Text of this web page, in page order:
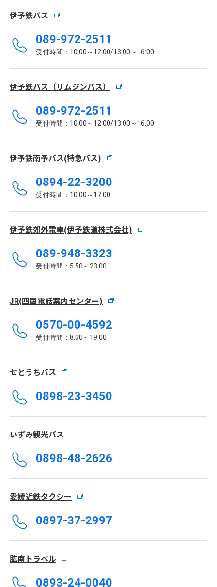
伊予鉄バス
089-972-2511
受付時間：10:00～12:00/13:00～16:00
伊予鉄バス（リムジンバス）
089-972-2511
受付時間：10:00～12:00/13:00～16:00
伊予鉄南予バス(特急バス)
0894-22-3200
受付時間：10:00～17:00
伊予鉄郊外電車(伊予鉄道株式会社)
089-948-3323
受付時間：5:50～23:00
JR(四国電話案内センター)
0570-00-4592
受付時間：8:00～19:00
せとうちバス
0898-23-3450
いずみ観光バス
0898-48-2626
愛媛近鉄タクシー
0897-37-2997
肱南トラベル
0893-24-0040